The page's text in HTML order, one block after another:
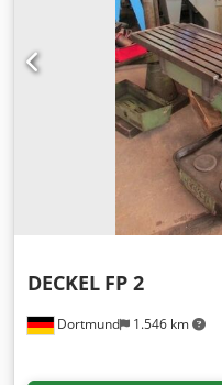
Dortmund 1.546 km
DECKEL FP 2